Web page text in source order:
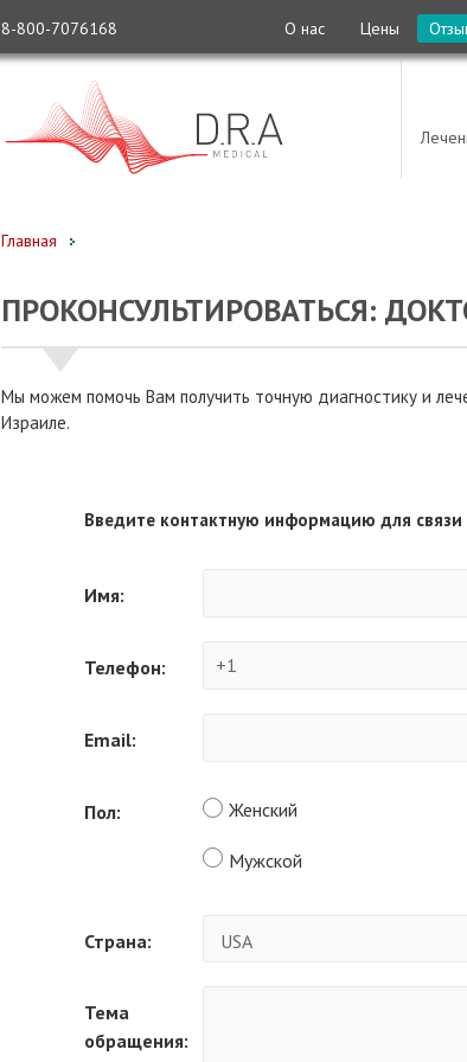
О нас Цены
8-800-7076168
Главная
ПРОКОНСУЛЬТИРОВАТЬСЯ:
Мы можем помочь Вам получить точную диагностику и
Израиле.
Введите контактную информацию для связи
Имя:
Телефон:
Email:
Пол: Женский
Мужской
Страна:
Тема
обращения: